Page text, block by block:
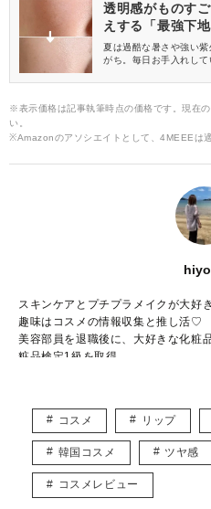
透明感がものす
えする「最強下地
夏は過酷な暑さや強い
がち。毎日お手入れし
んか？今回は、そんな
プライマー」をご紹介
※表示価格は記事執筆時点の価格です。現在
い。
※Amazonのアソシエイトとして、4MEEEは
スキンケアとプチプラメイクが大好
趣味はコスメの情報収集と推し活♡
美容部員を退職後に、大好きな化粧
粧品検定1級を取得。
これまでの経験と知識を活かし、読
「忙しい毎日でも、美しさと楽しさ
コスメの魅力をお届けします！
コスメ リップ
韓国コスメ ツヤ感
コスメレビュー